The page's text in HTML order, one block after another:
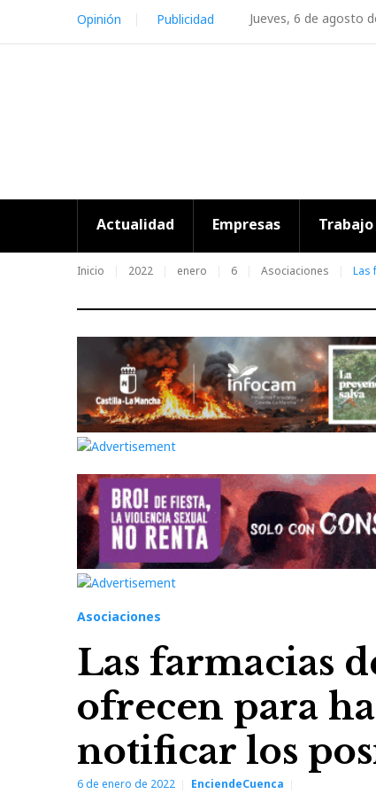
content
Jueves, 6 de agosto
Opinión Publicidad
Actualidad Empresas Trabajo
Inicio 2022 enero 6 Asociaciones Las
Asociaciones
Las farmacias
ofrecen para
notificar los
6 de enero de 2022 EnciendeCuenca